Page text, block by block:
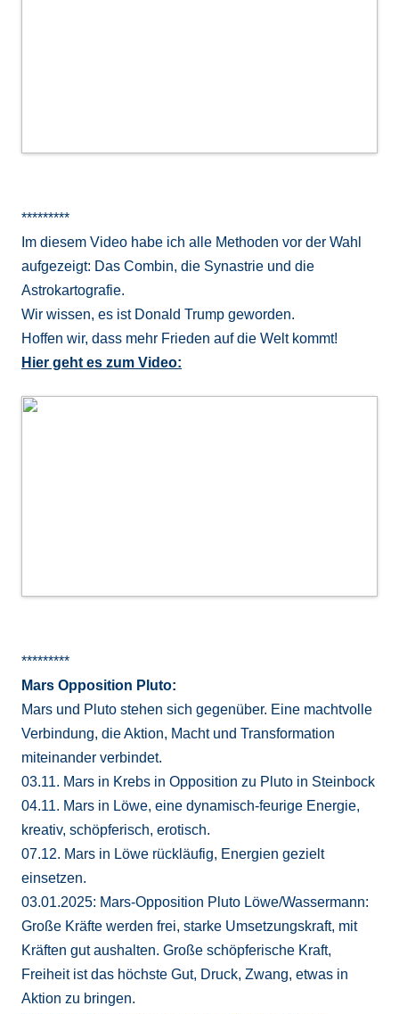
*********
Im diesem Video habe ich alle Methoden vor der Wahl
aufgezeigt: Das Combin, die Synastrie und die
Astrokartografie.
Wir wissen, es ist Donald Trump geworden.
Hoffen wir, dass mehr Frieden auf die Welt kommt!
Hier geht es zum Video:
*********
Mars Opposition Pluto:
Mars und Pluto stehen sich gegenüber. Eine machtvolle
Verbindung, die Aktion, Macht und Transformation
miteinander verbindet.
03.11. Mars in Krebs in Opposition zu Pluto in Steinbock
04.11. Mars in Löwe, eine dynamisch-feurige Energie,
kreativ, schöpferisch, erotisch.
07.12. Mars in Löwe rückläufig, Energien gezielt
einsetzen.
03.01.2025: Mars-Opposition Pluto Löwe/Wassermann:
Große Kräfte werden frei, starke Umsetzungskraft, mit
Kräften gut aushalten. Große schöpferische Kraft,
Freiheit ist das höchste Gut, Druck, Zwang, etwas in
Aktion zu bringen.